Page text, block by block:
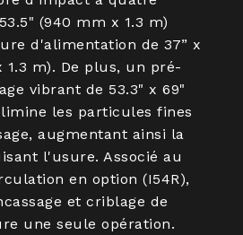
(940 mm x 1.3 m)
d'alimentation de 37” x
1.3 m). De plus, un pré-
vibrant de 53.3" x 69"
les particules fines
augmentant ainsi la
l'usure. Associé au
en option (I54R),
et criblage de
une seule opération.